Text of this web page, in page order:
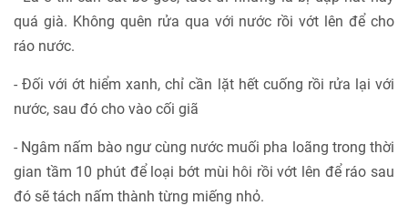
quá già. Không quên rửa qua với nước rồi vớt lên để cho
ráo nước.
- Đối với ớt hiểm xanh, chỉ cần lặt hết cuống rồi rửa lại với
nước, sau đó cho vào cối giã
- Ngâm nấm bào ngư cùng nước muối pha loãng trong thời
gian tầm 10 phút để loại bớt mùi hôi rồi vớt lên để ráo sau
đó sẽ tách nấm thành từng miếng nhỏ.